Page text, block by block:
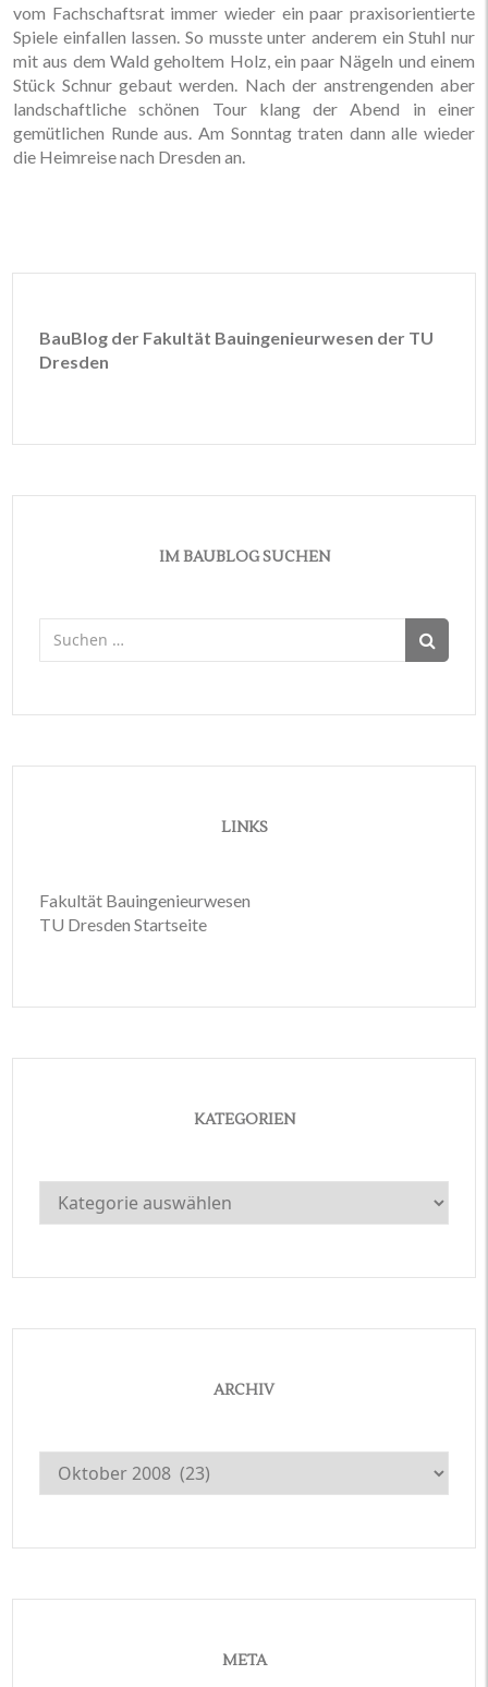
vom Fachschaftsrat immer wieder ein paar praxisorientierte
Spiele einfallen lassen. So musste unter anderem ein Stuhl nur
mit aus dem Wald geholtem Holz, ein paar Nägeln und einem
Stück Schnur gebaut werden. Nach der anstrengenden aber
landschaftliche schönen Tour klang der Abend in einer
gemütlichen Runde aus. Am Sonntag traten dann alle wieder
die Heimreise nach Dresden an.
BauBlog der Fakultät Bauingenieurwesen der TU
Dresden
IM BAUBLOG SUCHEN
Suchen
nach:
LINKS
Fakultät Bauingenieurwesen
TU Dresden Startseite
KATEGORIEN
Kategorien
ARCHIV
Archiv
META